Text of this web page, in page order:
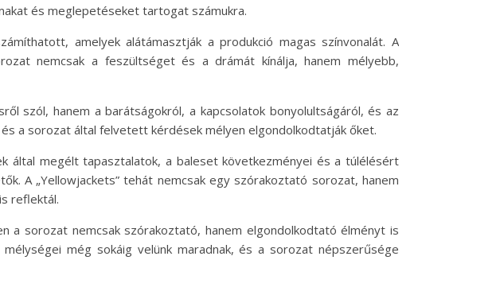
és meglepetéseket tartogat számukra.
amelyek alátámasztják a produkció magas színvonalát. A
nemcsak a feszültséget és a drámát kínálja, hanem mélyebb,
szól, hanem a barátságokról, a kapcsolatok bonyolultságáról, és az
a sorozat által felvetett kérdések mélyen elgondolkodtatják őket.
által megélt tapasztalatok, a baleset következményei és a túlélésért
A „Yellowjackets” tehát nemcsak egy szórakoztató sorozat, hanem
reflektál.
a sorozat nemcsak szórakoztató, hanem elgondolkodtató élményt is
még sokáig velünk maradnak, és a sorozat népszerűsége